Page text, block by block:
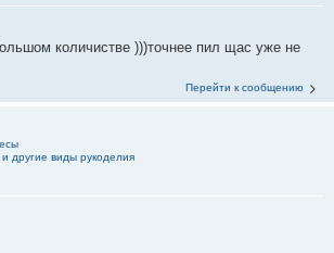
количистве )))точнее пил щас уже не
Перейти к сообщению
другие виды рукоделия